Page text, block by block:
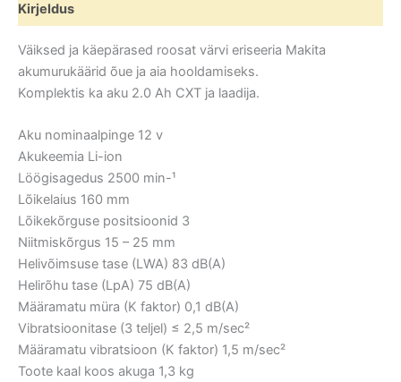
Kirjeldus
Väiksed ja käepärased roosat värvi eriseeria Makita
akumurukäärid õue ja aia hooldamiseks.
Komplektis ka aku 2.0 Ah CXT ja laadija.
Aku nominaalpinge 12 v
Akukeemia Li-ion
Löögisagedus 2500 min-¹
Lõikelaius 160 mm
Lõikekõrguse positsioonid 3
Niitmiskõrgus 15 – 25 mm
Helivõimsuse tase (LWA) 83 dB(A)
Helirõhu tase (LpA) 75 dB(A)
Määramatu müra (K faktor) 0,1 dB(A)
Vibratsioonitase (3 teljel) ≤ 2,5 m/sec²
Määramatu vibratsioon (K faktor) 1,5 m/sec²
Toote kaal koos akuga 1,3 kg